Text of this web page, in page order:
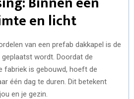
en licht
van een prefab dakkapel is de
wordt. Doordat de
fabriek is gebouwd, hoeft de
één dag te duren. Dit betekent
en je gezin.